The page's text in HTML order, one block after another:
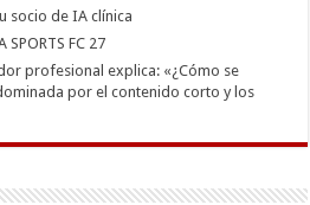
socio de IA clínica
FC 27
profesional explica: «¿Cómo se
por el contenido corto y los